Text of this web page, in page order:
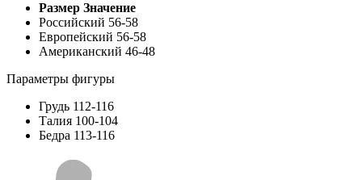
Размер Значение
Российский 56-58
Европейский 56-58
Американский 46-48
Параметры фигуры
Грудь 112-116
Талия 100-104
Бедра 113-116